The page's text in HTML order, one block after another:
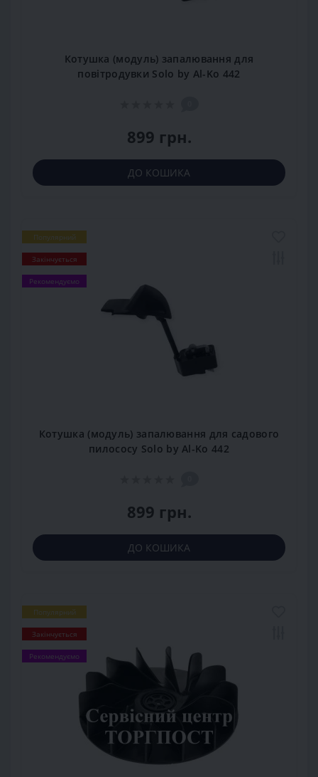
Котушка (модуль) запалювання для
повітродувки Solo by Al-Ko 442
899 грн.
ДО КОШИКА
Популярний
Закінчується
Рекомендуємо
Котушка (модуль) запалювання для садового
пилососу Solo by Al-Ko 442
899 грн.
ДО КОШИКА
Популярний
Закінчується
Рекомендуємо